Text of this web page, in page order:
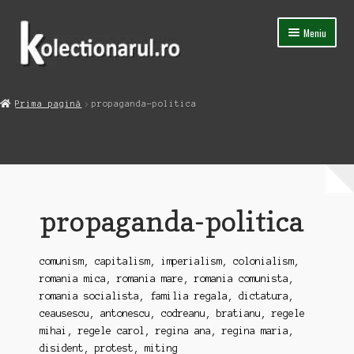
Sari
navigare
Sari
conținut
Meniu
ambalaje-cutii
armata-razboi
astronomie-aviatie
auto-moto
Prima pagină propaganda-politica
propaganda-politica
comunism, capitalism, imperialism, colonialism,
romania mica, romania mare, romania comunista,
romania socialista, familia regala, dictatura,
ceausescu, antonescu, codreanu, bratianu, regele
mihai, regele carol, regina ana, regina maria,
disident, protest, miting